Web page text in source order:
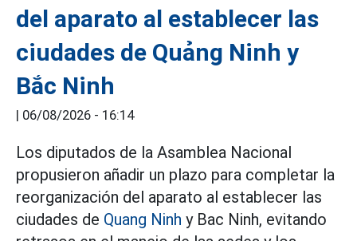
del aparato al establecer las
ciudades de Quảng Ninh y
Bắc Ninh
| 06/08/2026 - 16:14
Los diputados de la Asamblea Nacional
propusieron añadir un plazo para completar la
reorganización del aparato al establecer las
ciudades de Quang Ninh y Bac Ninh, evitando